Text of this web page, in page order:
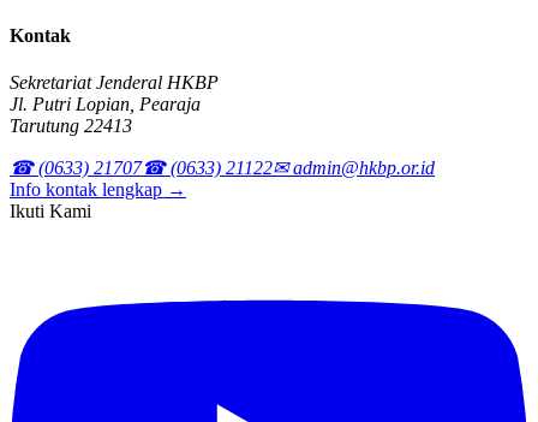
Kontak
Sekretariat Jenderal HKBP
Jl. Putri Lopian, Pearaja
Tarutung 22413
☎ (0633) 21707☎ (0633) 21122✉ admin@hkbp.or.id
Info kontak lengkap →
Ikuti Kami